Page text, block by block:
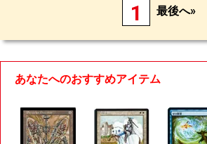
1 最後へ»
あなたへのおすすめアイテム